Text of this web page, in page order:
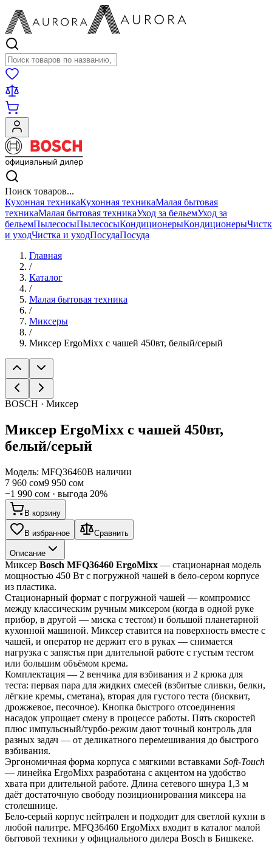
Поиск товаров
Поиск товаров...
Кухонная техникаКухонная техникаМалая бытовая
техникаМалая бытовая техникаУход за бельемУход за
бельемПылесосыПылесосыКондиционерыКондиционеры
и уходЧистка и уходПосудаПосуда
Главная
/
Каталог
/
Малая бытовая техника
/
Миксеры
/
Миксер ErgoMixx с чашей 450вт, белый/серый
BOSCH · Миксер
Миксер ErgoMixx с чашей 450вт,
белый/серый
Модель: MFQ36460В наличии
7 960 сом9 950 сом
−1 990 сом · выгода 20%
В корзину
В избранное Сравнить
Описание
Миксер Bosch MFQ36460 ErgoMixx — стационарная модель
мощностью 450 Вт с погружной чашей в бело-сером корпусе
из пластика.
Стационарный формат с погружной чашей — компромисс
между классическим ручным миксером (когда в одной руке
прибор, в другой — миска с тестом) и большой планетарной
кухонной машиной. Миксер ставится на поверхность вместе с
чашей, и оператор не держит его в руках — снимается
нагрузка с запястья при длительной работе с густым тестом
или большим объёмом крема.
Комплектация — 2 венчика для взбивания и 2 крюка для
теста: первая пара для жидких смесей (взбитые сливки, белки,
лёгкие кремы, сметана), вторая для густого теста (бисквит,
дрожжевое, песочное). Кнопка быстрого отсоединения
насадок упрощает смену в процессе работы. Пять скоростей
плюс импульсный/турбо-режим дают точный контроль для
разных задач — от деликатного перемешивания до быстрого
взбивания.
Эргономичная форма корпуса с мягкими вставками Soft-Touch
— линейка ErgoMixx разработана с акцентом на удобство
хвата при длительной работе. Длина сетевого шнура 1,3 м
даёт достаточную свободу позиционирования миксера на
столешнице.
Бело-серый корпус нейтрален и подходит для светлой кухни в
любой палитре. MFQ36460 ErgoMixx входит в каталог малой
бытовой техники у официального дилера Bosch в Бишкеке.